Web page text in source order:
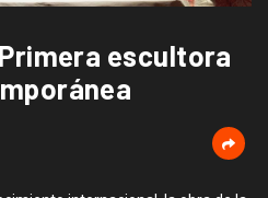
escultora